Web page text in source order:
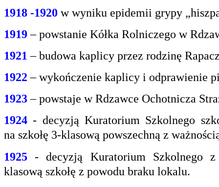
1918 -1920 w wyniku epidemii grypy
1919– powstanie Kółka Rolniczego w
1921 – budowa kaplicy przez rodzinę
1922 – wykończenie kaplicy i odprawienie
1923– powstaje w Rdzawce Ochotnicza
1924 - decyzją Kuratorium Szkolnego
na szkołę 3-klasową powszechną z
1925 - decyzją Kuratorium Szkolnego
klasową szkołę z powodu braku lokalu.